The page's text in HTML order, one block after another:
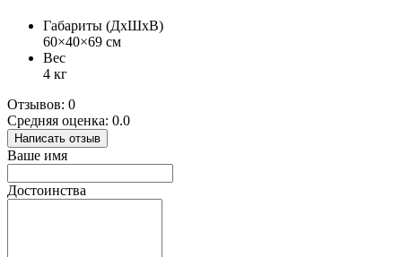
Габариты (ДхШхВ)
60×40×69 см
Вес
4 кг
Отзывов: 0
Средняя оценка: 0.0
Написать отзыв
Ваше имя
Достоинства